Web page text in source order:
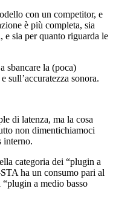
con un competitor, e
è più completa, sia
sia per quanto riguarda le
sbancare la (poca)
sull’accuratezza sonora.
di latenza, ma la cosa
non dimentichiamoci
interno.
categoria dei “plugin a
ha un consumo pari al
a medio basso